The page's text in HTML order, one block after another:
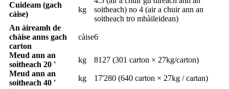
Cuideam (gach
càise)
kg
soitheach) no 4 (air a chuir ann an
soitheach tro mhàileidean)
An àireamh de
chàise anns gach
carton
càise6
Meud ann an
soitheach 20 '
kg
8127 (301 carton × 27kg/carton)
Meud ann an
soitheach 40 '
kg
17'280 (640 carton × 27kg / cartan)